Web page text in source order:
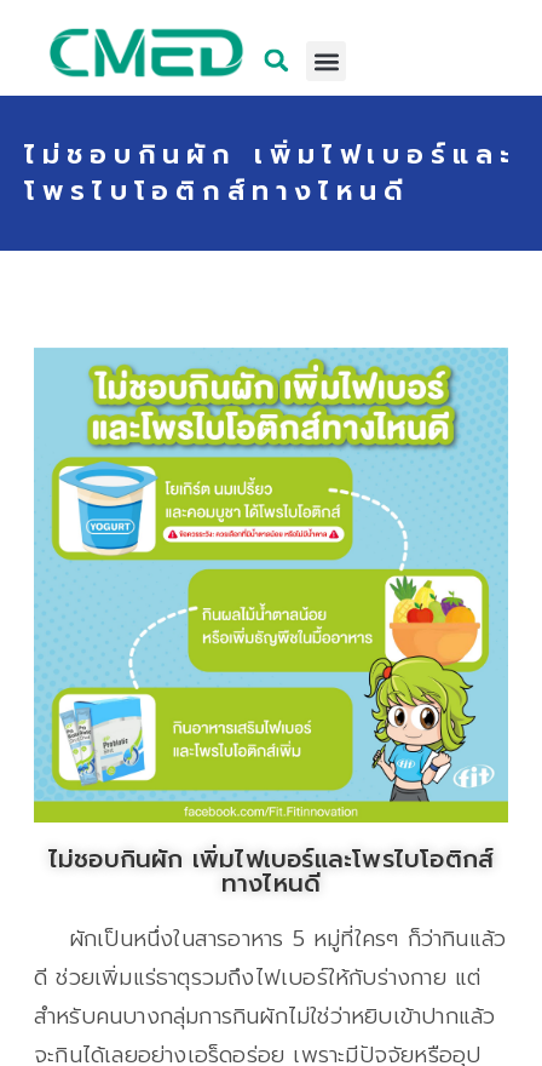
ไม่ชอบกินผัก เพิ่มไฟเบอร์และ
โพรไบโอติกส์ทางไหนดี
ไม่ชอบกินผัก เพิ่มไฟเบอร์และโพรไบโอติกส์
ทางไหนดี
ผักเป็นหนึ่งในสารอาหาร 5 หมู่ที่ใครๆ ก็ว่ากินแล้ว
ดี ช่วยเพิ่มแร่ธาตุรวมถึงไฟเบอร์ให้กับร่างกาย แต่
สำหรับคนบางกลุ่มการกินผักไม่ใช่ว่าหยิบเข้าปากแล้ว
จะกินได้เลยอย่างเอร็ดอร่อย เพราะมีปัจจัยหรืออุป